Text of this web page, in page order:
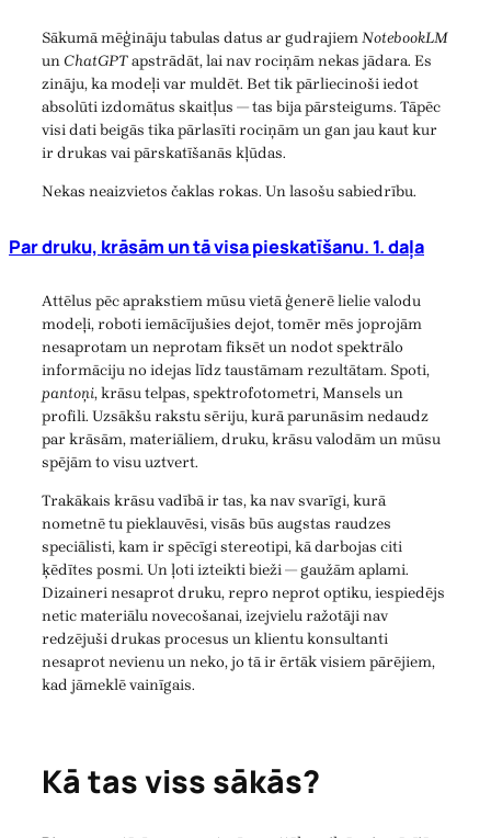
Sākumā mēģināju tabulas datus ar gudrajiemNotebookLM
un ChatGPTapstrādāt, lai nav rociņām nekas jādara. Es
zināju, ka modeļi var muldēt. Bet tik pārliecinoši iedot
absolūti izdomātus skaitļus — tas bija pārsteigums. Tāpēc
visi dati beigās tika pārlasīti rociņām un gan jau kaut kur
ir drukas vai pārskatīšanās kļūdas.
Nekas neaizvietos čaklas rokas. Un lasošu sabiedrību.
Par druku, krāsām un tā visa pieskatīšanu. 1. daļa
Attēlus pēc aprakstiem mūsu vietā ģenerē lielie valodu
modeļi, roboti iemācījušies dejot, tomēr mēs joprojām
nesaprotam un neprotam fiksēt un nodot spektrālo
informāciju no idejas līdz taustāmam rezultātam. Spoti,
pantoņi, krāsu telpas, spektrofotometri, Mansels un
profili. Uzsākšu rakstu sēriju, kurā parunāsim nedaudz
par krāsām, materiāliem, druku, krāsu valodām un mūsu
spējām to visu uztvert.
Trakākais krāsu vadībā ir tas, ka nav svarīgi, kurā
nometnē tu pieklauvēsi, visās būs augstas raudzes
speciālisti, kam ir spēcīgi stereotipi, kā darbojas citi
ķēdītes posmi. Un ļoti izteikti bieži — gaužām aplami.
Dizaineri nesaprot druku, repro neprot optiku, iespiedējs
netic materiālu novecošanai, izejvielu ražotāji nav
redzējuši drukas procesus un klientu konsultanti
nesaprot nevienu un neko, jo tā ir ērtāk visiem pārējiem,
kad jāmeklē vainīgais.
Kā tas viss sākās?